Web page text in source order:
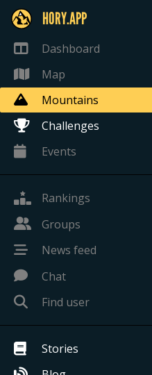
HORY.APP
Dashboard
Map
Mountains
Challenges
Events
Rankings
Groups
News feed
Chat
Find user
Stories